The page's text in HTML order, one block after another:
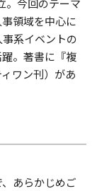
。今回のテーマ
領域を中心に
系イベントの
。著書に『複
ワン刊）があ
あらかじめご